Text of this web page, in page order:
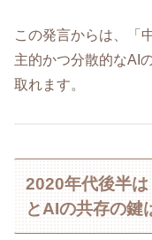
この発言からは、「
主的かつ分散的なAI
取れます。
2020年代後半
とAIの共存の鍵